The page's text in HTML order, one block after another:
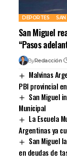
DEPORTES SAN
San Miguel
“Pasos
ByRedacción
Malvinas
PBI provincial
San Miguel
Municipal
La Escuela
Argentinas ya
San Miguel
en deudas de